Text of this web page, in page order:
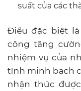
suất của các
Điều đặc biệt
công tăng
nhiệm vụ của
tính minh bạch
nhận thức